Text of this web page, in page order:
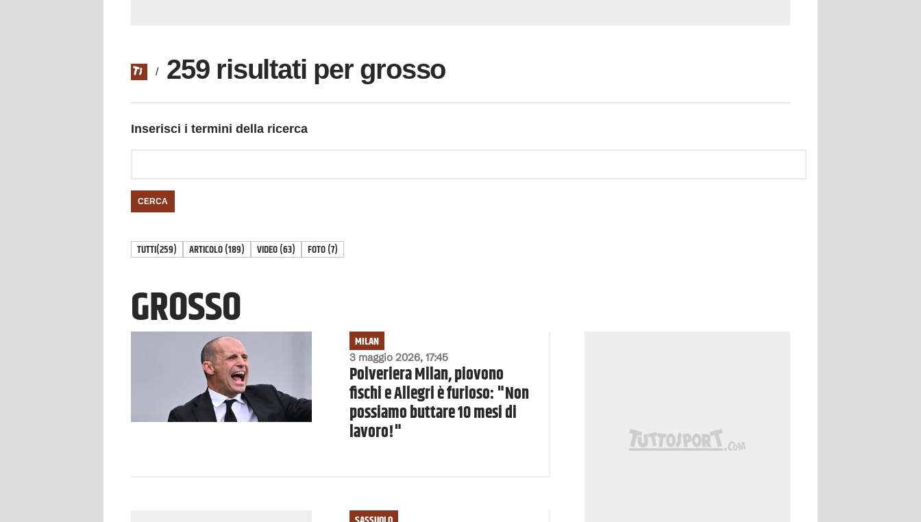
/ 259 risultati per grosso
Inserisci i termini della ricerca
CERCA
TUTTI(259) ARTICOLO(189) VIDEO(63) FOTO(7)
GROSSO
3 maggio 2026, 17:45
MILAN
Polveriera Milan, piovono
fischi e Allegri è furioso: "Non
possiamo buttare 10 mesi di
lavoro!"